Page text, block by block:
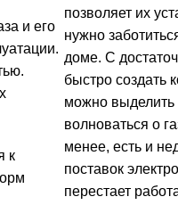
и его
к
позволяет их
нужно
доме. С
быстро создать
можно выделить
волноваться о
менее, есть и
поставок
перестает